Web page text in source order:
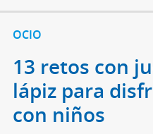
OCIO
13 retos con
lápiz para
con niños